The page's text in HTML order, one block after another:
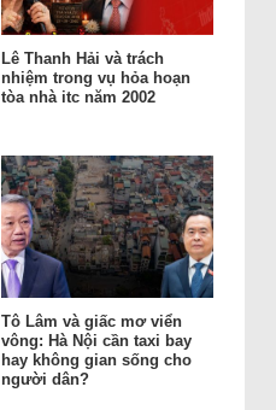
Lê Thanh Hải và trách
nhiệm trong vụ hỏa hoạn
tòa nhà itc năm 2002
Tô Lâm và giấc mơ viển
vông: Hà Nội cần taxi bay
hay không gian sống cho
người dân?